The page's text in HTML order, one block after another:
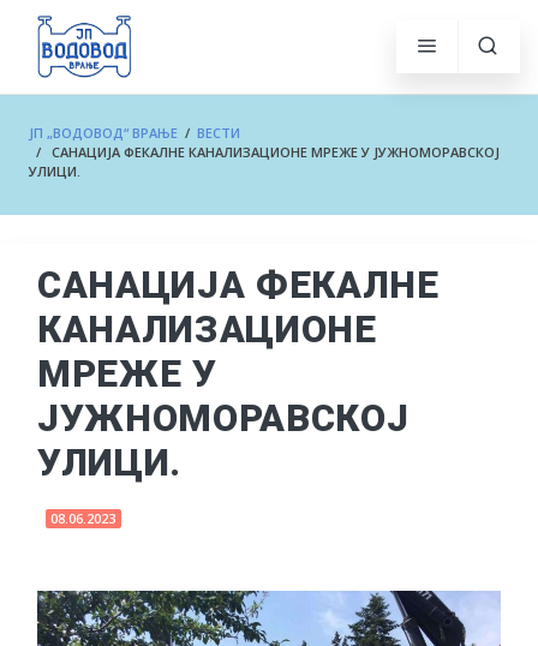
ЈП „ВОДОВОД“ ВРАЊЕ / ВЕСТИ
/ САНАЦИЈА ФЕКАЛНЕ КАНАЛИЗАЦИОНЕ МРЕЖЕ У ЈУЖНОМОРАВСКОЈ
УЛИЦИ.
САНАЦИЈА ФЕКАЛНЕ
КАНАЛИЗАЦИОНЕ
МРЕЖЕ У
ЈУЖНОМОРАВСКОЈ
УЛИЦИ.
08.06.2023